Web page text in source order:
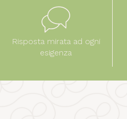
Risposta mirata ad ogni
esigenza